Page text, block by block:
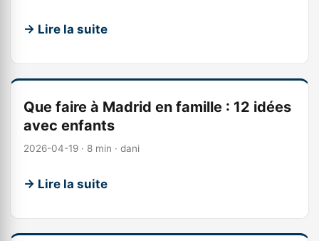
→ Lire la suite
Que faire à Madrid en famille : 12 idées
avec enfants
2026-04-19 · 8 min · dani
→ Lire la suite